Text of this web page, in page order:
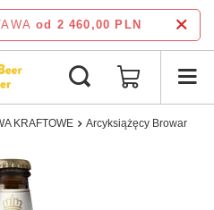
od 2 460,00 PLN
KRAFTOWE Arcyksiążęcy Browar